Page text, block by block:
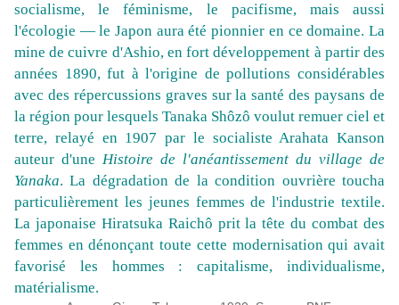
socialisme, le féminisme, le pacifisme, mais aussi
l'écologie — le Japon aura été pionnier en ce domaine. La
mine de cuivre d'Ashio, en fort développement à partir des
années 1890, fut à l'origine de pollutions considérables
avec des répercussions graves sur la santé des paysans de
la région pour lesquels Tanaka Shôzô voulut remuer ciel et
terre, relayé en 1907 par le socialiste Arahata Kanson
auteur d'une Histoire de l'anéantissement du village de
Yanaka. La dégradation de la condition ouvrière toucha
particulièrement les jeunes femmes de l'industrie textile.
La japonaise Hiratsuka Raichô prit la tête du combat des
femmes en dénonçant toute cette modernisation qui avait
favorisé les hommes : capitalisme, individualisme,
matérialisme.